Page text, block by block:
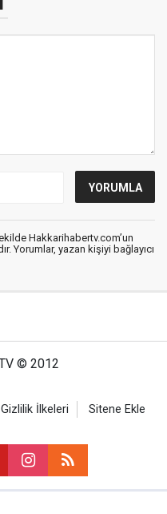
Hakkarihabertv.com’un
Yorumlar, yazan kişiyi bağlayıcı
© 2012
Gizlilik İlkeleri Sitene Ekle